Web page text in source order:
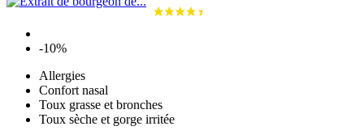
-10%
Allergies
Confort nasal
Toux grasse et bronches
Toux sèche et gorge irritée